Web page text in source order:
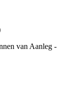
van Aanleg -